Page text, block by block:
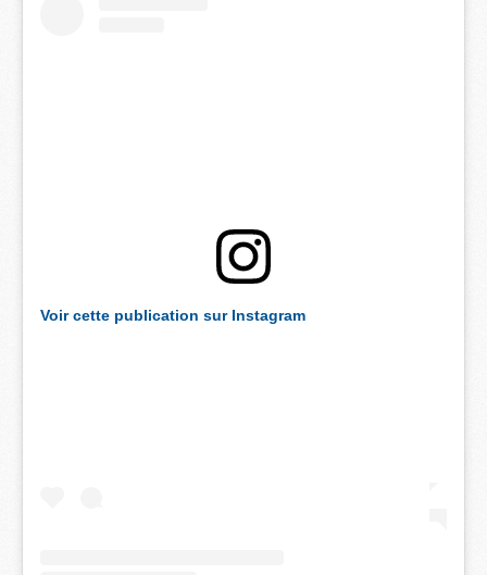
Voir cette publication sur Instagram